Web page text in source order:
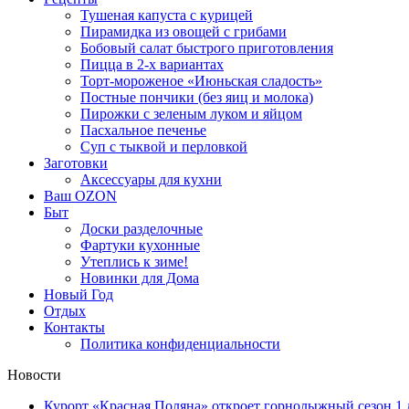
Тушеная капуста с курицей
Пирамидка из овощей с грибами
Бобовый салат быстрого приготовления
Пицца в 2-х вариантах
Торт-мороженое «Июньская сладость»
Постные пончики (без яиц и молока)
Пирожки с зеленым луком и яйцом
Пасхальное печенье
Суп с тыквой и перловкой
Заготовки
Аксессуары для кухни
Ваш OZON
Быт
Доски разделочные
Фартуки кухонные
Утеплись к зиме!
Новинки для Дома
Новый Год
Отдых
Контакты
Политика конфиденциальности
Новости
Курорт «Красная Поляна» откроет горнолыжный сезон 1